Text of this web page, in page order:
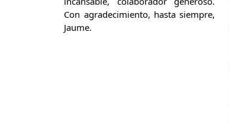
Con agradecimiento, hasta siempre,
Jaume.